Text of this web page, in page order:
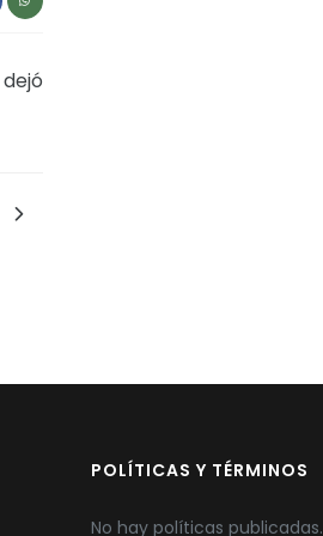
POLÍTICAS Y TÉRMINOS
No hay políticas publicadas.